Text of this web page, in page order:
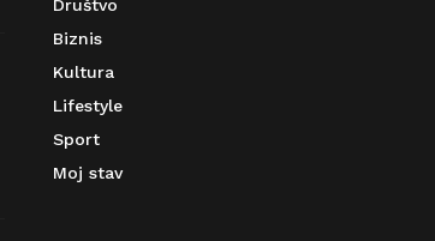
Društvo
Biznis
Kultura
Lifestyle
Sport
Moj stav